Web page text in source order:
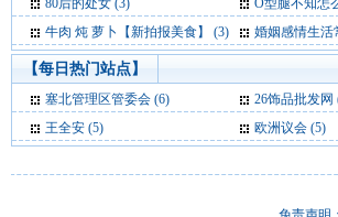
80后的处女 (3)
O型腿不知怎
牛肉 炖 萝卜【新拍报美食】 (3)
婚姻感情生活常
【每日热门站点】
塞北管理区管委会 (6) 26饰品批发网
王全安 (5) 欧洲议会 (5)